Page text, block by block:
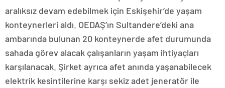
aralıksız devam edebilmek için Eskişehir’de yaşam
konteynerleri aldı. OEDAŞ’ın Sultandere’deki ana
ambarında bulunan 20 konteynerde afet durumunda
sahada görev alacak çalışanların yaşam ihtiyaçları
karşılanacak. Şirket ayrıca afet anında yaşanabilecek
elektrik kesintilerine karşı sekiz adet jeneratör ile